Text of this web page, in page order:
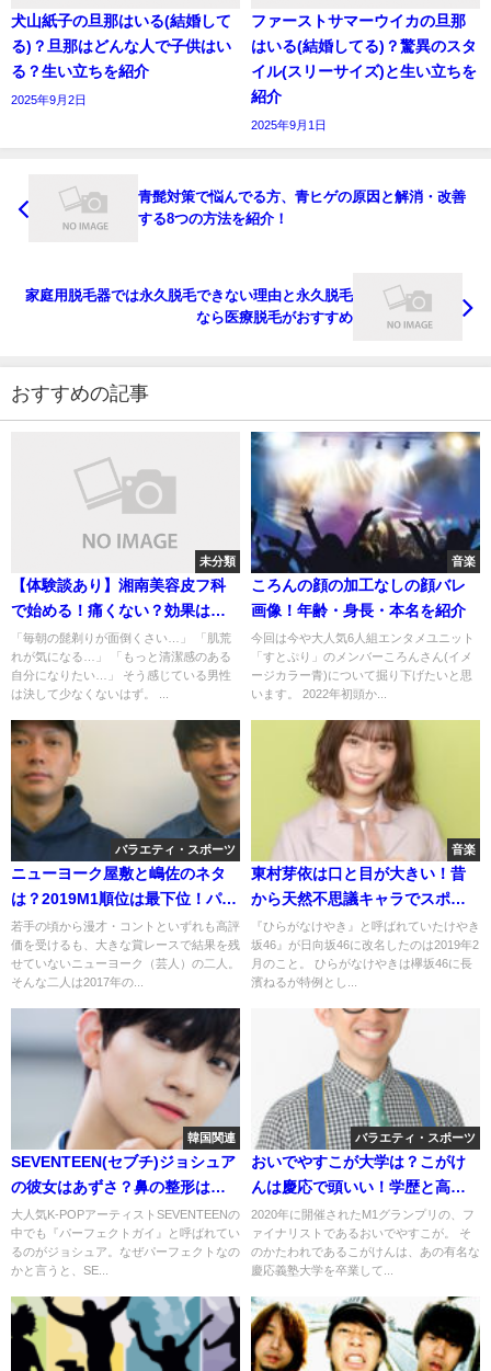
犬山紙子の旦那はいる(結婚して
る)？旦那はどんな人で子供はい
る？生い立ちを紹介
2025年9月2日
ファーストサマーウイカの旦那
はいる(結婚してる)？驚異のスタ
イル(スリーサイズ)と生い立ちを
紹介
2025年9月1日
青髭対策で悩んでる方、青ヒゲの原因と解消・改善
する8つの方法を紹介！
家庭用脱毛器では永久脱毛できない理由と永久脱毛
なら医療脱毛がおすすめ
おすすめの記事
未分類
【体験談あり】湘南美容皮フ科
で始める！痛くない？効果は？
メンズ髭脱毛リアルレポート
「毎朝の髭剃りが面倒くさい…」 「肌荒
れが気になる…」 「もっと清潔感のある
自分になりたい…」 そう感じている男性
は決して少なくないはず。 ...
音楽
ころんの顔の加工なしの顔バレ
画像！年齢・身長・本名を紹介
今回は今や大人気6人組エンタメユニット
「すとぷり」のメンバーころんさん(イメ
ージカラー青)について掘り下げたいと思
います。 2022年初頭か...
バラエティ・スポーツ
ニューヨーク屋敷と嶋佐のネタ
は？2019M1順位は最下位！パン
ツマン炎上とは？
若手の頃から漫才・コントといずれも高評
価を受けるも、大きな賞レースで結果を残
せていないニューヨーク（芸人）の二人。
そんな二人は2017年の...
音楽
東村芽依は口と目が大きい！昔
から天然不思議キャラでスポー
ツ万能
『ひらがなけやき』と呼ばれていたけやき
坂46』が日向坂46に改名したのは2019年2
月のこと。 ひらがなけやきは欅坂46に長
濱ねるが特例とし...
韓国関連
SEVENTEEN(セブチ)ジョシュア
の彼女はあずさ？鼻の整形はし
てる？兵役はない？
大人気K-POPアーティストSEVENTEENの
中でも『パーフェクトガイ』と呼ばれてい
るのがジョシュア。なぜパーフェクトなの
かと言うと、SE...
バラエティ・スポーツ
おいでやすこが大学は？こがけ
んは慶応で頭いい！学歴と高校
はどこ？
2020年に開催されたM1グランプリの、フ
ァイナリストであるおいでやすこが。 そ
のかたわれであるこがけんは、あの有名な
慶応義塾大学を卒業して...